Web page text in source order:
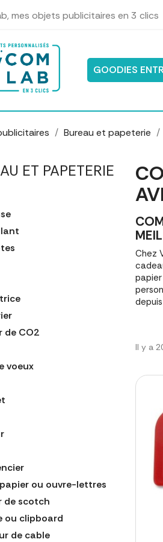
mes objets publicitaires en 3 clics
GOODIES
Bureau et papeterie
ET PAPETERIE
de CO2
voeux
ou ouvre-lettres
de scotch
ou clipboard
de cable
Chez
Il y a